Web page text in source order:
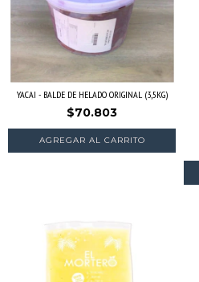
YACAI - BALDE DE HELADO ORIGINAL (3,5KG)
$70.803